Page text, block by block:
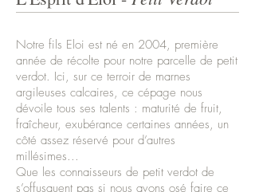
Notre fils Eloi est né en 2004, première
année de récolte pour notre parcelle de petit
verdot. Ici, sur ce terroir de marnes
argileuses calcaires, ce cépage nous
dévoile tous ses talents : maturité de fruit,
fraîcheur, exubérance certaines années, un
côté assez réservé pour d’autres
millésimes...
Que les connaisseurs de petit verdot de
s’offusquent pas si nous avons osé faire ce